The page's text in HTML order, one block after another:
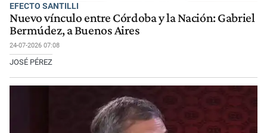
EFECTO SANTILLI
Nuevo vínculo entre Córdoba y la Nación: Gabriel
Bermúdez, a Buenos Aires
24-07-2026 07:08
JOSÉ PÉREZ